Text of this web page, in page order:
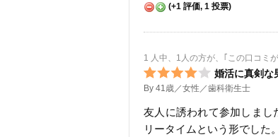
(+1 評価, 1 投票)
1 人中、1人の方が、｢この口コミ
婚活に真剣な
By 41歳／女性／歯科衛生士
友人に誘われて参加しまし
リータイムという形でした。